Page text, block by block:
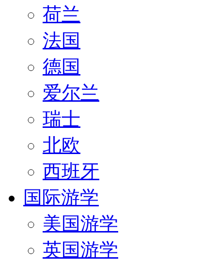
荷兰
法国
德国
爱尔兰
瑞士
北欧
西班牙
国际游学
美国游学
英国游学